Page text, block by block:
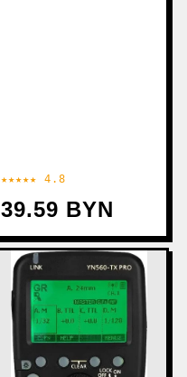
★★★★★ 4.8
39.59 BYN